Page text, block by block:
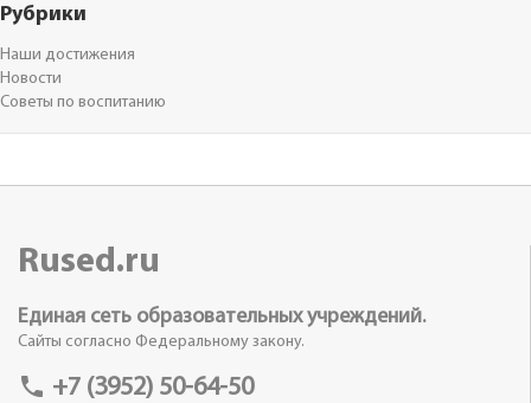
Рубрики
Наши достижения
Новости
Советы по воспитанию
Rused.ru
Единая сеть образовательных учреждений.
Сайты согласно Федеральному закону.
phone +7 (3952) 50-64-50